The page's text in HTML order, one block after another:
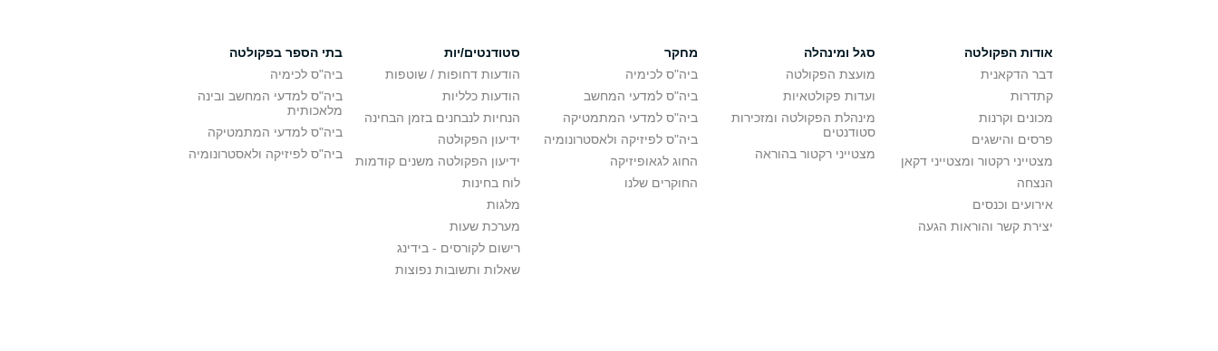
אודות הפקולטה
דבר הדקאנית
קתדרות
מכונים וקרנות
פרסים והישגים
מצטייני רקטור ומצטייני דקאן
הנצחה
אירועים וכנסים
יצירת קשר והוראות הגעה
סגל ומינהלה
מועצת הפקולטה
ועדות פקולטאיות
מינהלת הפקולטה ומזכירות
סטודנטים
מצטייני רקטור בהוראה
מחקר
ביה"ס לכימיה
ביה"ס למדעי המחשב
ביה"ס למדעי המתמטיקה
ביה"ס לפיזיקה ולאסטרונומיה
החוג לגאופיזיקה
החוקרים שלנו
סטודנטים/יות
הודעות דחופות / שוטפות
הודעות כלליות
הנחיות לנבחנים בזמן הבחינה
ידיעון הפקולטה
ידיעון הפקולטה משנים קודמות
לוח בחינות
מלגות
מערכת שעות
רישום לקורסים - בידינג
שאלות ותשובות נפוצות
בתי הספר בפקולטה
ביה"ס לכימיה
ביה"ס למדעי המחשב ובינה
מלאכותית
ביה"ס למדעי המתמטיקה
ביה"ס לפיזיקה ולאסטרונומיה